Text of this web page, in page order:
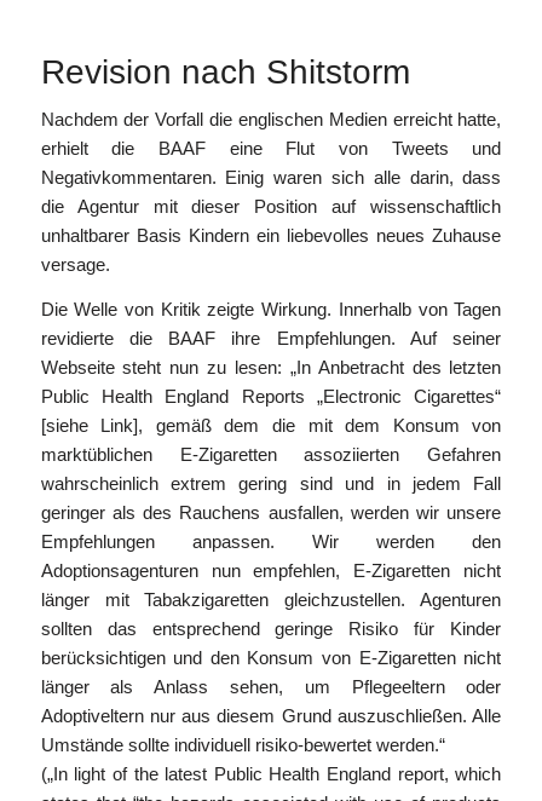
Revision nach Shitstorm
Nachdem der Vorfall die englischen Medien erreicht hatte,
erhielt die BAAF eine Flut von Tweets und
Negativkommentaren. Einig waren sich alle darin, dass
die Agentur mit dieser Position auf wissenschaftlich
unhaltbarer Basis Kindern ein liebevolles neues Zuhause
versage.
Die Welle von Kritik zeigte Wirkung. Innerhalb von Tagen
revidierte die BAAF ihre Empfehlungen. Auf seiner
Webseite steht nun zu lesen: „In Anbetracht des letzten
Public Health England Reports „Electronic Cigarettes“
[siehe Link], gemäß dem die mit dem Konsum von
marktüblichen E-Zigaretten assoziierten Gefahren
wahrscheinlich extrem gering sind und in jedem Fall
geringer als des Rauchens ausfallen, werden wir unsere
Empfehlungen anpassen. Wir werden den
Adoptionsagenturen nun empfehlen, E-Zigaretten nicht
länger mit Tabakzigaretten gleichzustellen. Agenturen
sollten das entsprechend geringe Risiko für Kinder
berücksichtigen und den Konsum von E-Zigaretten nicht
länger als Anlass sehen, um Pflegeeltern oder
Adoptiveltern nur aus diesem Grund auszuschließen. Alle
Umstände sollte individuell risiko-bewertet werden.“
(„In light of the latest Public Health England report, which